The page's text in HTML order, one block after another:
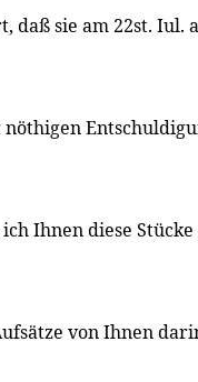
sie am 22st. Iul.
Ihnen diese
von Ihnen